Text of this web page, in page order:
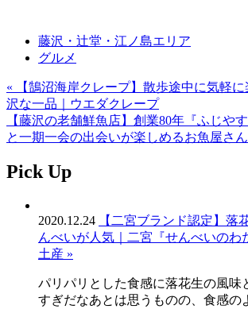
藤沢・辻堂・江ノ島エリア
グルメ
投
稿
ナ
ビ
« 【鵠沼海岸クレープ】散歩途中に気軽
沢な一品｜ウエダクレープ
【藤沢の老舗鮮魚店】創業80年『ふじや
と一期一会の出会いが楽しめるお魚屋さ
Pick Up
2020.12.24
【二宮ブランド認定】落
んべいが人気｜二宮『せんべいのわ
土産 »
パリパリとした食感に落花生の風味
すぎだなあとは思うものの、食感の